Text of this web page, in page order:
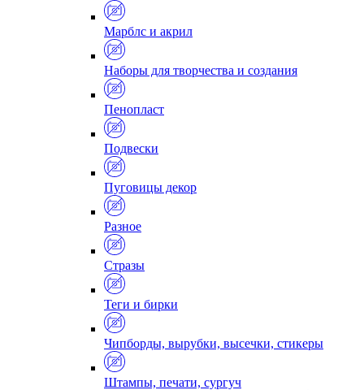
Марблс и акрил
Наборы для творчества и создания
Пенопласт
Подвески
Пуговицы декор
Разное
Стразы
Теги и бирки
Чипборды, вырубки, высечки, стикеры
Штампы, печати, сургуч